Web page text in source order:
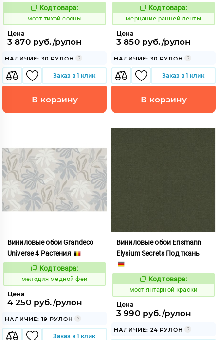
Код:
1028347
Код товара:
мост тихой сосны
Цена
3 870 руб./рулон
НАЛИЧИЕ: 30 РУЛОН
Заказ в 1 клик
В корзину
Код:
978418
Код товара:
мерцание ранней ленты
Цена
3 850 руб./рулон
НАЛИЧИЕ: 30 РУЛОН
Заказ в 1 клик
В корзину
Виниловые обои Grandeco
Universe 4 Растения
Код:
959988
Код товара:
мелодия медной феи
Цена
4 250 руб./рулон
НАЛИЧИЕ: 19 РУЛОН
Заказ в 1 клик
Виниловые обои Erismann
Elysium Secrets Под ткань
Код:
1031039
Код товара:
мост янтарной краски
Цена
3 990 руб./рулон
НАЛИЧИЕ: 24 РУЛОН